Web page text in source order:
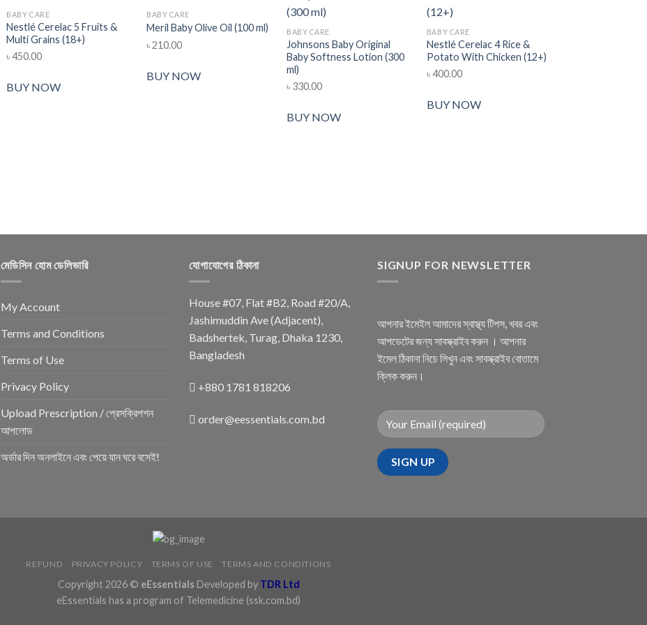
BABY CARE
Nestlé Cerelac 5 Fruits &
Multi Grains (18+)
৳450.00
BUY NOW
BABY CARE
Meril Baby Olive Oil (100 ml)
৳210.00
BUY NOW
BABY CARE
Johnsons Baby Original
Baby Softness Lotion (300
ml)
৳ 330.00
BUY NOW
BABY CARE
Nestlé Cerelac 4 Rice &
Potato With Chicken (12+)
৳400.00
BUY NOW
মেডিসিন হোম ডেলিভারি
My Account
Terms and Conditions
Terms of Use
Privacy Policy
Upload Prescription / প্রেসক্রিপশন
আপলোড
অর্ডার দিন অনলাইনে এবং পেয়ে যান ঘরে বসেই!
যোগাযোগের ঠিকানা
House #07, Flat #B2, Road #20/A,
Jashimuddin Ave (Adjacent),
Badshertek, Turag, Dhaka 1230,
Bangladesh
+880 1781 818206
order@eessentials.com.bd
SIGNUP FOR NEWSLETTER
আপনার ইমেইল আমাদের স্বাস্থ্য টিপস, খবর এবং
আপডেটের জন্য সাবস্ক্রাইব করুন । আপনার
ইমেল ঠিকানা নিচে লিখুন এবং সাবস্ক্রাইব বোতামে
ক্লিক করুন।
REFUND PRIVACY POLICY TERMS OF USE TERMS AND CONDITIONS
Copyright 2026 © eEssentialsDeveloped by TDR Ltd
eEssentials has a program of Telemedicine (ssk.com.bd)